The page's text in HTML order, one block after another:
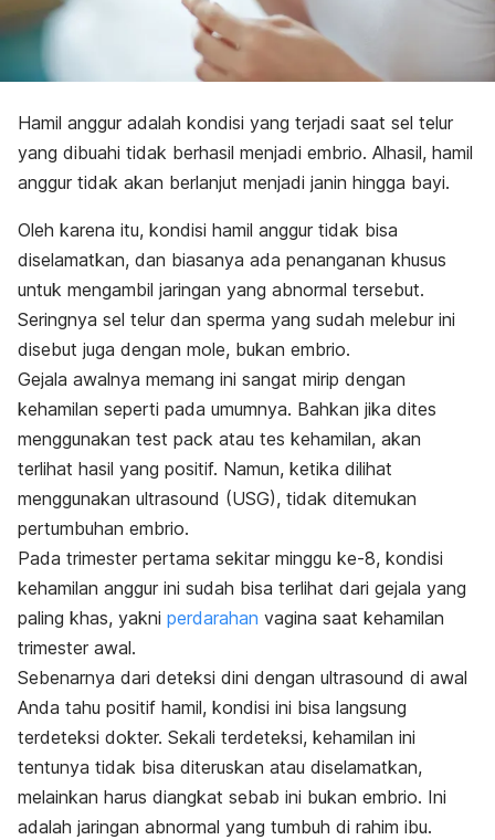
Hamil anggur adalah kondisi yang terjadi saat sel telur
yang dibuahi tidak berhasil menjadi embrio. Alhasil, hamil
anggur tidak akan berlanjut menjadi janin hingga bayi.
Oleh karena itu, kondisi hamil anggur tidak bisa
diselamatkan, dan biasanya ada penanganan khusus
untuk mengambil jaringan yang abnormal tersebut.
Seringnya sel telur dan sperma yang sudah melebur ini
disebut juga dengan mole, bukan embrio.
Gejala awalnya memang ini sangat mirip dengan
kehamilan seperti pada umumnya. Bahkan jika dites
menggunakan test pack atau tes kehamilan, akan
terlihat hasil yang positif. Namun, ketika dilihat
menggunakan ultrasound (USG), tidak ditemukan
pertumbuhan embrio.
Pada trimester pertama sekitar minggu ke-8, kondisi
kehamilan anggur ini sudah bisa terlihat dari gejala yang
paling khas, yakni perdarahan vagina saat kehamilan
trimester awal.
Sebenarnya dari deteksi dini dengan ultrasound di awal
Anda tahu positif hamil, kondisi ini bisa langsung
terdeteksi dokter. Sekali terdeteksi, kehamilan ini
tentunya tidak bisa diteruskan atau diselamatkan,
melainkan harus diangkat sebab ini bukan embrio. Ini
adalah jaringan abnormal yang tumbuh di rahim ibu.